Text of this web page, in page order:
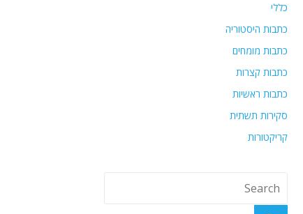
כללי
כתבות היסטוריה
כתבות מומחים
כתבות קצרות
כתבות ראשיות
סקירות תשתית
קריקטורות